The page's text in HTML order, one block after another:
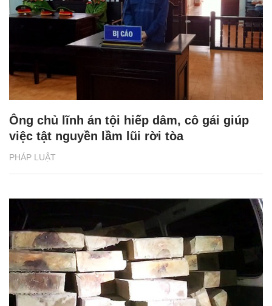
PHÁP LUẬT
Ông chủ lĩnh án tội hiếp dâm, cô gái giúp
việc tật nguyền lầm lũi rời tòa